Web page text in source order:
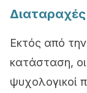
Εκτός από
κατάσταση, οι
ψυχολογικοί